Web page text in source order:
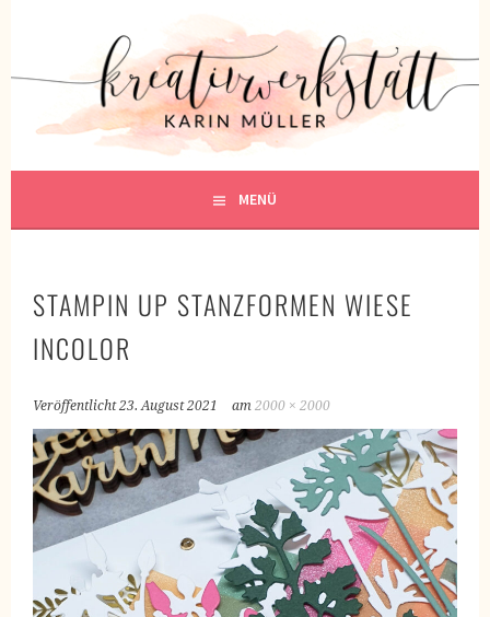
KREATIVWERKSTATT
KREATIV SEIN
MENÜ
STAMPIN UP STANZFORMEN WIESE
INCOLOR
Veröffentlicht23. August 2021 am2000 × 2000